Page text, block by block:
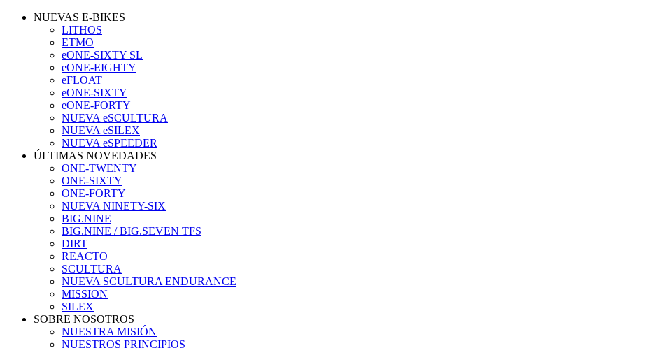
NUEVAS E-BIKES
LITHOS
ETMO
eONE-SIXTY SL
eONE-EIGHTY
eFLOAT
eONE-SIXTY
eONE-FORTY
NUEVA eSCULTURA
NUEVA eSILEX
NUEVA eSPEEDER
ÚLTIMAS NOVEDADES
ONE-TWENTY
ONE-SIXTY
ONE-FORTY
NUEVA NINETY-SIX
BIG.NINE
BIG.NINE / BIG.SEVEN TFS
DIRT
REACTO
SCULTURA
NUEVA SCULTURA ENDURANCE
MISSION
SILEX
SOBRE NOSOTROS
NUESTRA MISIÓN
NUESTROS PRINCIPIOS